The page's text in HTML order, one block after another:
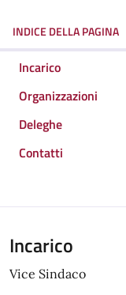
INDICE DELLA PAGINA
Incarico
Organizzazioni
Deleghe
Contatti
Incarico
Vice Sindaco